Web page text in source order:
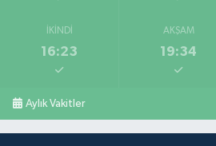
İKINDI
16:23
AKŞAM
19:34
Aylık Vakitler